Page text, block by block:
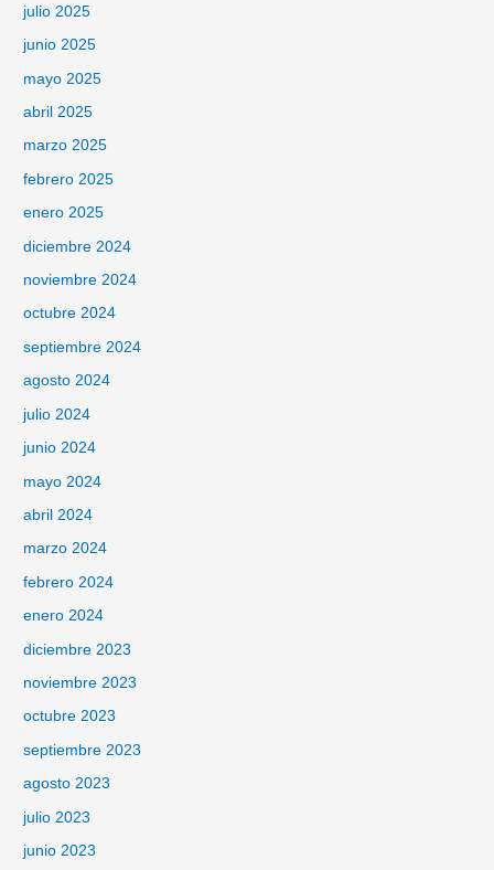
julio 2025
junio 2025
mayo 2025
abril 2025
marzo 2025
febrero 2025
enero 2025
diciembre 2024
noviembre 2024
octubre 2024
septiembre 2024
agosto 2024
julio 2024
junio 2024
mayo 2024
abril 2024
marzo 2024
febrero 2024
enero 2024
diciembre 2023
noviembre 2023
octubre 2023
septiembre 2023
agosto 2023
julio 2023
junio 2023